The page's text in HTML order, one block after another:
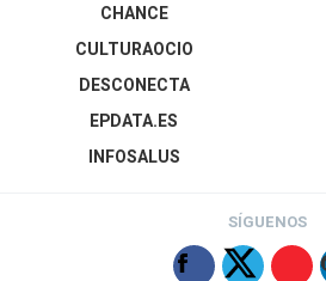
CHANCE
CULTURAOCIO
DESCONECTA
EPDATA.ES
INFOSALUS
SÍGUENOS